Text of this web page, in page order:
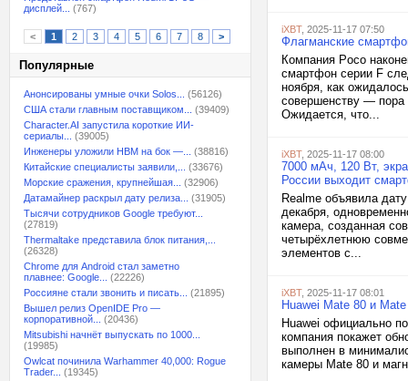
дисплей...
(767)
< 1 2 3 4 5 6 7 8 >
Популярные
Анонсированы умные очки Solos...
(56126)
США стали главным поставщиком...
(39409)
Character.AI запустила короткие ИИ-
сериалы...
(39005)
Инженеры уложили HBM на бок —...
(38816)
Китайские специалисты заявили,...
(33676)
Морские сражения, крупнейшая...
(32906)
Датамайнер раскрыл дату релиза...
(31905)
Тысячи сотрудников Google требуют...
(27819)
Thermaltake представила блок питания,...
(26328)
Chrome для Android стал заметно
плавнее: Google...
(22226)
Россияне стали звонить и писать...
(21895)
Вышел релиз OpenIDE Pro —
корпоративной...
(20436)
Mitsubishi начнёт выпускать по 1000...
(19985)
Owlcat починила Warhammer 40,000: Rogue
Trader...
(19345)
iXBT, 2025-11-17 07:50
Флагманские
Компания Poco
смартфон серии F
ноября, как
совершенству — пора
Ожидается, что...
iXBT, 2025-11-17 08:00
7000 мАч, 120 Вт,
России выходит
Realme объявила
декабря,
камера, созданная
четырёхлетнюю
элементов с...
iXBT, 2025-11-17 08:01
Huawei Mate 80 и
Huawei официально
компания покажет
выполнен в
камеры Mate 80 и